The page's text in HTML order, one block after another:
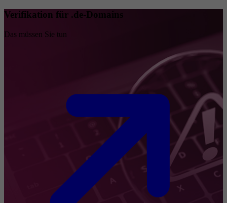
Verifikation für .de-Domains
Das müssen Sie tun